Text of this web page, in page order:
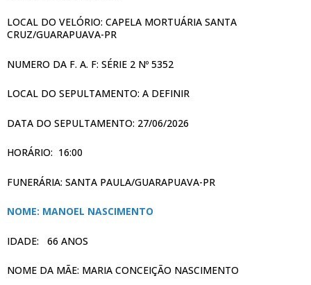
LOCAL DO VELÓRIO: CAPELA MORTUÁRIA SANTA
CRUZ/GUARAPUAVA-PR
NUMERO DA F. A. F: SÉRIE 2 Nº 5352
LOCAL DO SEPULTAMENTO: A DEFINIR
DATA DO SEPULTAMENTO: 27/06/2026
HORÁRIO: 16:00
FUNERÁRIA: SANTA PAULA/GUARAPUAVA-PR
NOME: MANOEL NASCIMENTO
IDADE: 66 ANOS
NOME DA MÃE: MARIA CONCEIÇÃO NASCIMENTO